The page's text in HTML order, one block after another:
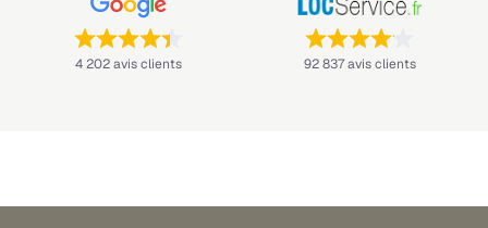
Note : 4,4 sur 5 —
4 202 avis clients Note : 4,1 sur 5 —
92 837 avis clients